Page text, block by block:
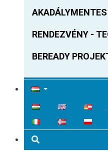
RENDEZVÉNY -
BEREADY